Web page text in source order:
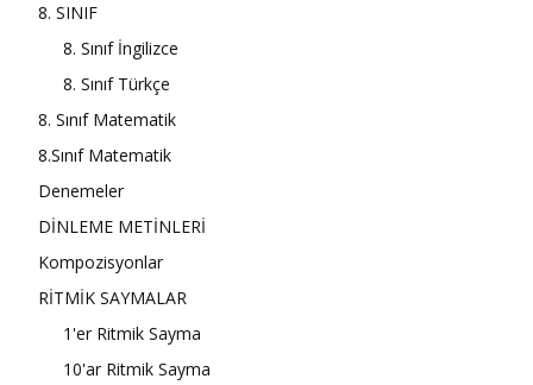
8. SINIF
8. Sınıf İngilizce
8. Sınıf Türkçe
8. Sınıf Matematik
8.Sınıf Matematik
Denemeler
DİNLEME METİNLERİ
Kompozisyonlar
RİTMİK SAYMALAR
1'er Ritmik Sayma
10'ar Ritmik Sayma